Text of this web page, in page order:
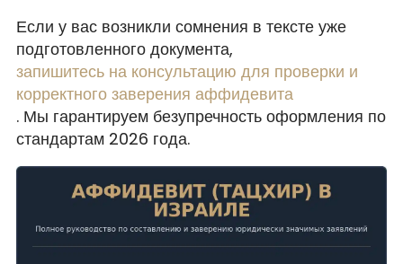
Если у вас возникли сомнения в тексте уже
подготовленного документа,
запишитесь на консультацию для проверки и
корректного заверения аффидевита
. Мы гарантируем безупречность оформления по
стандартам 2026 года.